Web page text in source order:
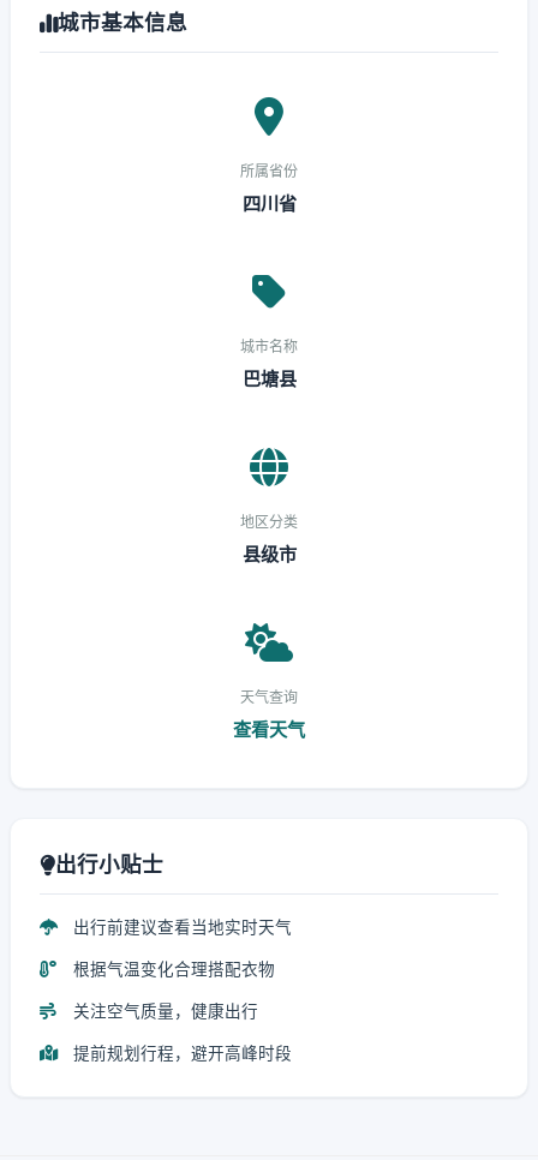
城市基本信息
所属省份
四川省
城市名称
巴塘县
地区分类
县级市
天气查询
查看天气
出行小贴士
出行前建议查看当地实时天气
根据气温变化合理搭配衣物
关注空气质量，健康出行
提前规划行程，避开高峰时段